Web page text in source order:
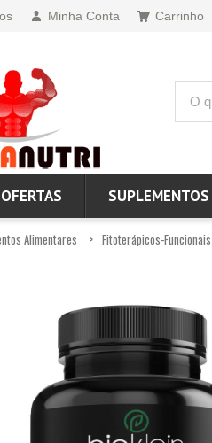
Minha Conta Carrinho
OFERTAS SUPLEMENTOS
Alimentares Fitoterápicos-Funcionais